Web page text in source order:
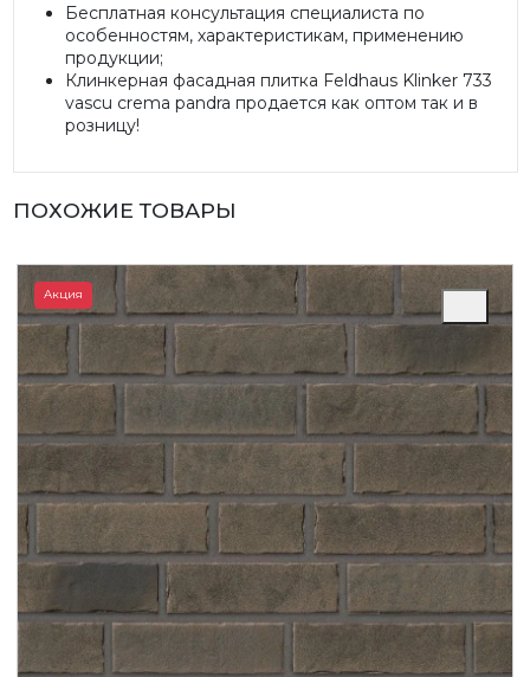
Бесплатная консультация специалиста по
особенностям, характеристикам, применению
продукции;
Клинкерная фасадная плитка Feldhaus Klinker 733
vascu crema pandra продается как оптом так и в
розницу!
ПОХОЖИЕ ТОВАРЫ
Акция